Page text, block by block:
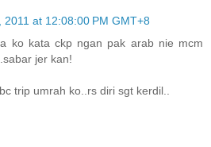
2011 at 12:08:00 PM GMT+8
ko kata ckp ngan pak arab nie mcm
jer kan!
trip umrah ko..rs diri sgt kerdil..